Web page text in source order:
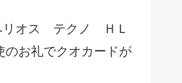
リオス テクノ ＨＬ
のお礼でクオカードが